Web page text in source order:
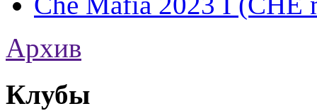
Архив
Клубы